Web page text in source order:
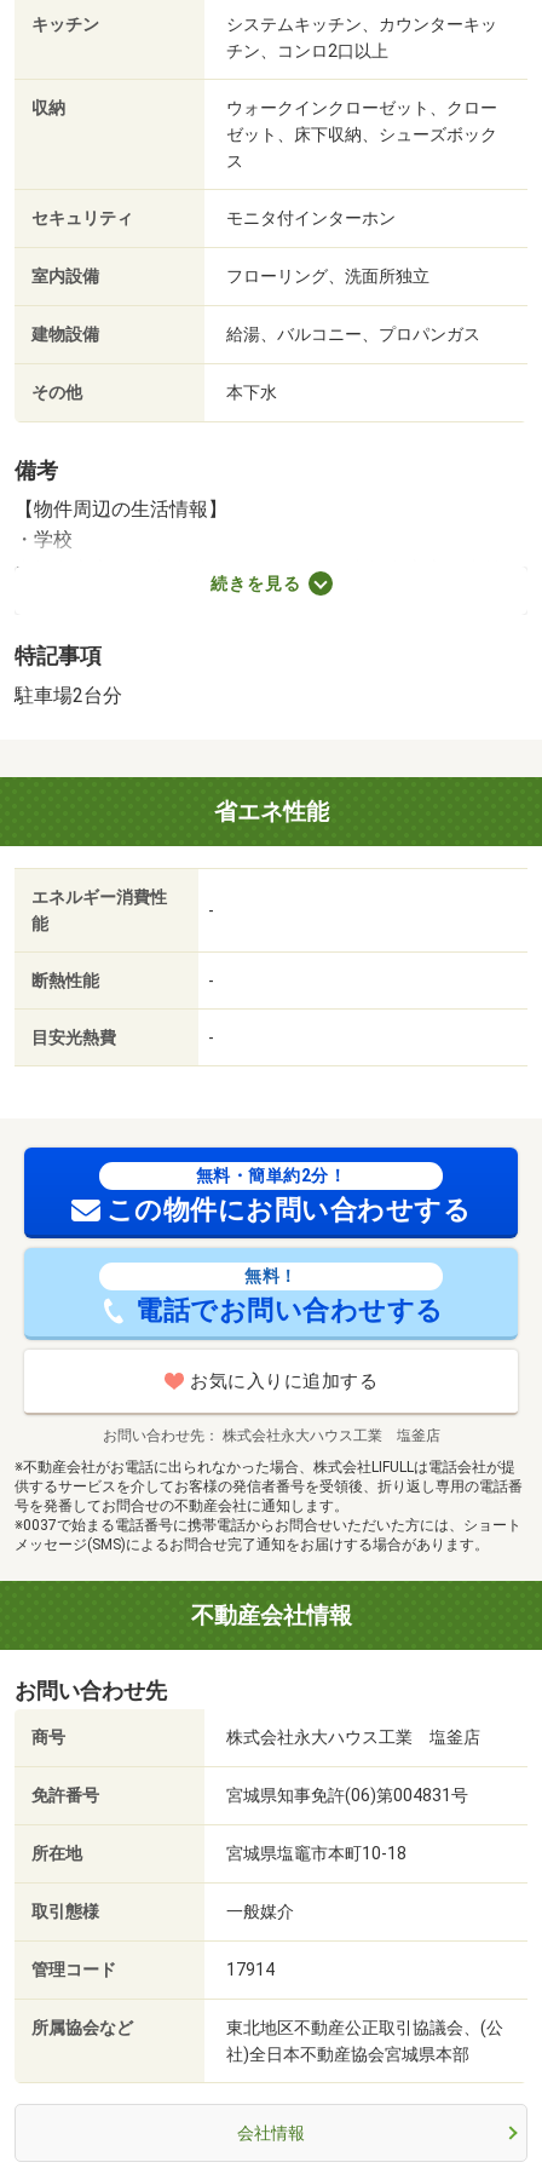
キッチン
システムキッチン、カウンターキッ
チン、コンロ2口以上
収納
ウォークインクローゼット、クロー
ゼット、床下収納、シューズボック
ス
セキュリティ モニタ付インターホン
室内設備 フローリング、洗面所独立
建物設備 給湯、バルコニー、プロパンガス
その他 本下水
備考
【物件周辺の生活情報】
・学校
東松島市立矢本東小学校（1,180m）、東松島市立矢本第一
スーパー（910m）、コンビニ（310m）、ドラッグストア
（370m）
【駐車場備考】カースペース 【設備・特記事項備考】
専用バス・専用トイレ・耐震構造・全居室収納
建築確認：有/NO.第Ｒ０８ＳＨＣ１０５５０９号
国土法届出：不要
述べ床面積：113.44m
続きを見る
特記事項
駐車場2台分
省エネ性能
エネルギー消費性
能
-
断熱性能 -
目安光熱費 -
無料・簡単約2分！
この物件にお問い合わせする
無料！
電話でお問い合わせする
お気に入りに追加する
お問い合わせ先
株式会社永大ハウス工業 塩釜店
※不動産会社がお電話に出られなかった場合、株式会社LIFULLは電話会社が提
供するサービスを介してお客様の発信者番号を受領後、折り返し専用の電話番
号を発番してお問合せの不動産会社に通知します。
※0037で始まる電話番号に携帯電話からお問合せいただいた方には、ショート
メッセージ(SMS)によるお問合せ完了通知をお届けする場合があります。
不動産会社情報
お問い合わせ先
商号 株式会社永大ハウス工業 塩釜店
免許番号 宮城県知事免許(06)第004831号
所在地 宮城県塩竈市本町10-18
取引態様 一般媒介
管理コード 17914
所属協会など
東北地区不動産公正取引協議会、(公
社)全日本不動産協会宮城県本部
会社情報